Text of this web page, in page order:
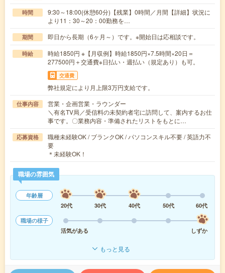
時間
9:30～18:00(休憩60分)【残業】0時間／月間【詳細】状況に
より11：30～20：00勤務を…
期間 即日から長期（6ヶ月～）です。※開始日は応相談です。
時給
時給1850円 ※【月収例】時給1850円×7.5時間×20日＝
277500円＋交通費※日払い・週払い（規定あり）も可。
交通費
弊社規定により月上限3万円支給です。
仕事内容
営業・企画営業・ラウンダー
＼有名TV局／受信料の未契約者宅に訪問して、案内するお仕
事です。〇業務内容・準備されたリストをもとに…
応募資格
職種未経験OK / ブランクOK / パソコンスキル不要 / 英語力不
要
＊未経験OK！
職場の雰囲気
年齢層
20代
30代 40代 50代
60代
職場の様子
活気がある
しずか
もっと見る